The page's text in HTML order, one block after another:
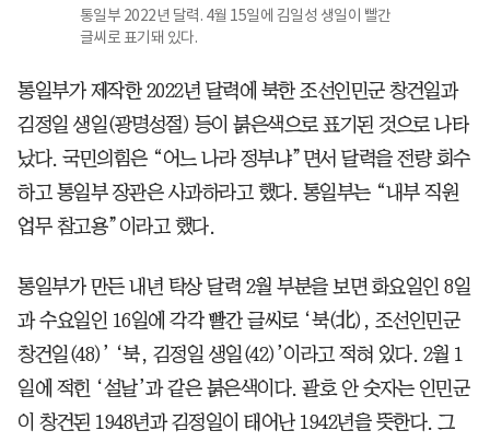
통일부 2022년 달력. 4월 15일에 김일성 생일이 빨간
글씨로 표기돼 있다.
통일부가 제작한 2022년 달력에 북한 조선인민군 창건일과
김정일 생일(광명성절) 등이 붉은색으로 표기된 것으로 나타
났다. 국민의힘은 “어느 나라 정부냐”면서 달력을 전량 회수
하고 통일부 장관은 사과하라고 했다. 통일부는 “내부 직원
업무 참고용”이라고 했다.
통일부가 만든 내년 탁상 달력 2월 부분을 보면 화요일인 8일
과 수요일인 16일에 각각 빨간 글씨로 ‘북(北), 조선인민군
창건일(48)’ ‘북, 김정일 생일(42)’이라고 적혀 있다. 2월 1
일에 적힌 ‘설날’과 같은 붉은색이다. 괄호 안 숫자는 인민군
이 창건된 1948년과 김정일이 태어난 1942년을 뜻한다. 그